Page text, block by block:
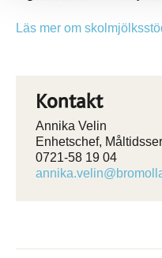
Läs mer om
Kontakt
Annika Velin
Enhetschef,
0721-58 19 04